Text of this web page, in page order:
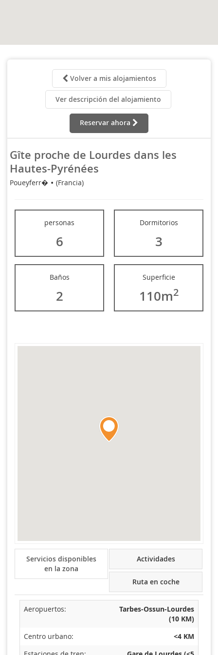
Volver a mis alojamientos
Ver descripción del alojamiento
Reservar ahora
Gîte proche de Lourdes dans les
Hautes-Pyrénées
Poueyferr� (Francia)
personas
6
Dormitorios
3
Baños
2
Superficie
110m2
Servicios disponibles
en la zona
Actividades
Ruta en coche
Aeropuertos:
Tarbes-Ossun-Lourdes
(10 KM)
Centro urbano:
<4 KM